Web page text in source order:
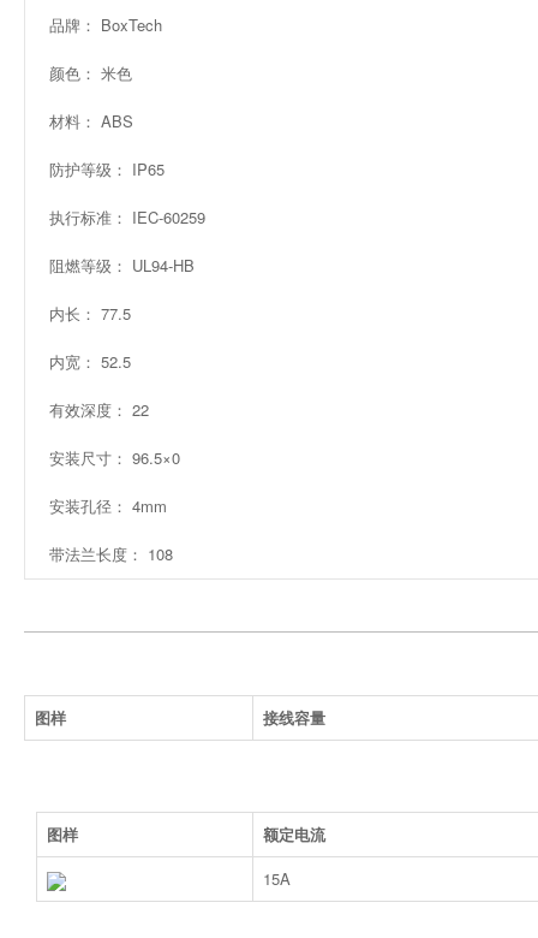
品牌： BoxTech
颜色： 米色
材料： ABS
防护等级： IP65
执行标准： IEC-60259
阻燃等级： UL94-HB
内长： 77.5
内宽： 52.5
有效深度： 22
安装尺寸： 96.5×0
安装孔径： 4mm
带法兰长度： 108
图样 接线容量
图样
额定电流
15A